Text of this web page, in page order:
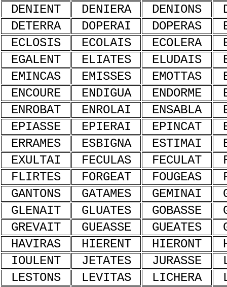
DENIENT
DENIERA DENIONS
DETERRA
DOPERAI DOPERAS
ECLOSIS
ECOLAIS ECOLERA
EGALENT
ELIATES ELUDAIS
EMINCAS
EMISSES EMOTTAS
ENCOURE
ENDIGUA ENDORME
ENROBAT
ENROLAI ENSABLA
EPIASSE
EPIERAI EPINCAT
ERRAMES
ESBIGNA ESTIMAI
EXULTAI
FECULAS FECULAT
FLIRTES
FORGEAT FOUGEAS
GANTONS
GATAMES GEMINAI
GLENAIT
GLUATES GOBASSE
GREVAIT
GUEASSE GUEATES
HAVIRAS
HIERENT HIERONT
IOULENT
JETATES JURASSE
LESTONS
LEVITAS LICHERA